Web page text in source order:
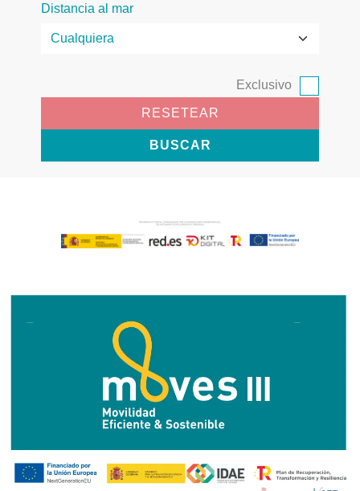
Distancia al mar
Exclusivo
RESETEAR
BUSCAR